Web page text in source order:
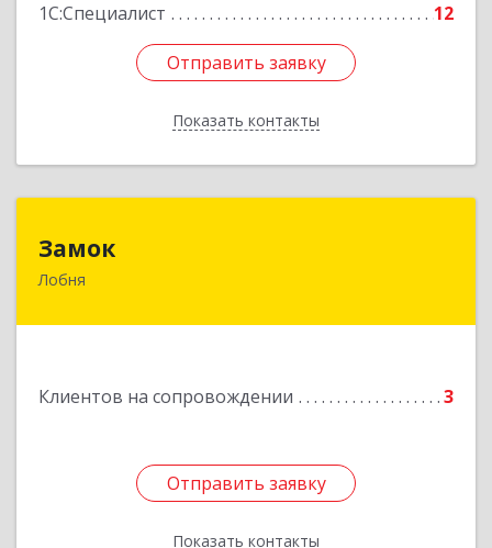
1С:Специалист
12
Отправить заявку
Показать контакты
Отправить заявку
Назад
Замок
Лобня
Клиентов на сопровождении 3
Отправить заявку
Показать контакты
Россия, 141730, Московская область, г. Лобня,
Отправить заявку
Назад